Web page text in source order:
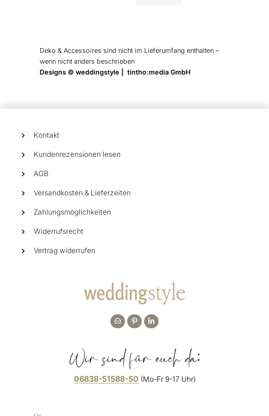
Deko & Accessoires sind nicht im Lieferumfang enthalten –
wenn nicht anders beschrieben
Designs © weddingstyle | tintho:media GmbH
Kontakt
Kundenrezensionen lesen
AGB
Versandkosten & Lieferzeiten
Zahlungsmöglichkeiten
Widerrufsrecht
Vertrag widerrufen
Wir sind für euch da:
06838-51588-50 (Mo-Fr 9-17 Uhr)